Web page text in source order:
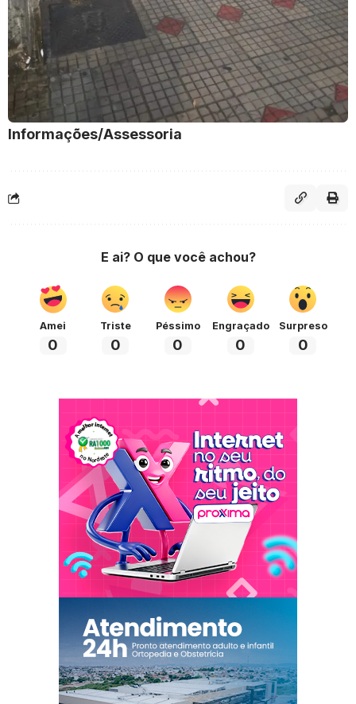
Informações/Assessoria
E ai? O que você achou?
Amei
0
Triste
0
Péssimo
0
Engraçado
0
Surpreso
0